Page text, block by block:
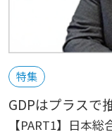
特集
GDPはプラスで
【PART1】日本